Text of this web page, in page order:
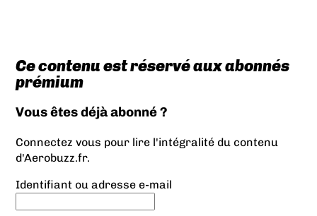
Ce contenu est réservé aux abonnés
prémium
Vous êtes déjà abonné ?
Connectez vous pour lire l'intégralité du contenu
d'Aerobuzz.fr.
Identifiant ou adresse e-mail